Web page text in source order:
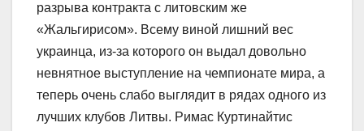
разрыва контракта с литовским же
«Жальгирисом». Всему виной лишний вес
украинца, из-за которого он выдал довольно
невнятное выступление на чемпионате мира, а
теперь очень слабо выглядит в рядах одного из
лучших клубов Литвы. Римас Куртинайтис